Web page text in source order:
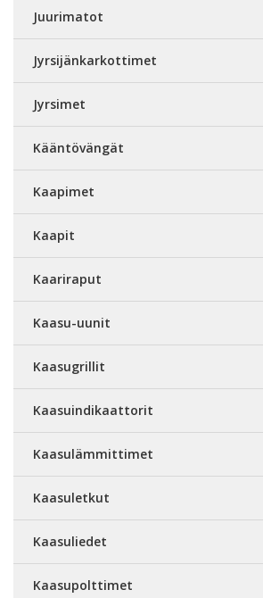
Juurimatot
Jyrsijänkarkottimet
Jyrsimet
Kääntövängät
Kaapimet
Kaapit
Kaariraput
Kaasu-uunit
Kaasugrillit
Kaasuindikaattorit
Kaasulämmittimet
Kaasuletkut
Kaasuliedet
Kaasupolttimet